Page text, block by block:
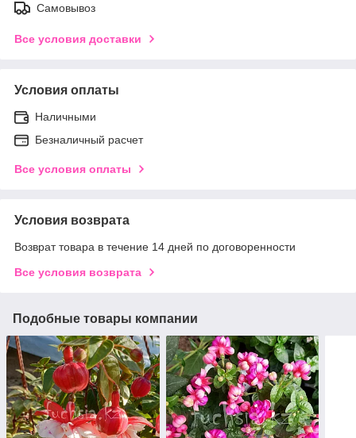
Самовывоз
Все условия доставки
Условия оплаты
Наличными
Безналичный расчет
Все условия оплаты
Условия возврата
Возврат товара в течение 14 дней по договоренности
Все условия возврата
Подобные товары компании